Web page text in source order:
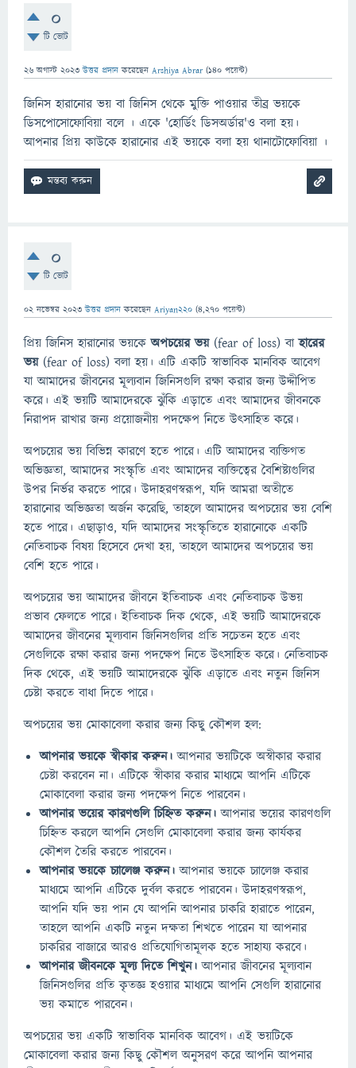
0
টি ভোট
26 অগাস্ট 2023 উত্তর প্রদান করেছেন Arshiya Abrar (140 পয়েন্ট)
জিনিস হারানোর ভয় বা জিনিস থেকে মুক্তি পাওয়ার তীব্র ভয়কে
ডিসপোসোফোবিয়া বলে । একে 'হোর্ডিং ডিসঅর্ডার'ও বলা হয়।
আপনার প্রিয় কাউকে হারানোর এই ভয়কে বলা হয় থানাটোফোবিয়া ।
0
টি ভোট
02 নভেম্বর 2023 উত্তর প্রদান করেছেন Ariyan220 (4,270 পয়েন্ট)
প্রিয় জিনিস হারানোর ভয়কেঅপচয়ের ভয়(fear of loss) বাহারের
ভয়(fear of loss) বলা হয়। এটি একটি স্বাভাবিক মানবিক আবেগ
যা আমাদের জীবনের মূল্যবান জিনিসগুলি রক্ষা করার জন্য উদ্দীপিত
করে। এই ভয়টি আমাদেরকে ঝুঁকি এড়াতে এবং আমাদের জীবনকে
নিরাপদ রাখার জন্য প্রয়োজনীয় পদক্ষেপ নিতে উৎসাহিত করে।
অপচয়ের ভয় বিভিন্ন কারণে হতে পারে। এটি আমাদের ব্যক্তিগত
অভিজ্ঞতা, আমাদের সংস্কৃতি এবং আমাদের ব্যক্তিত্বের বৈশিষ্ট্যগুলির
উপর নির্ভর করতে পারে। উদাহরণস্বরূপ, যদি আমরা অতীতে
হারানোর অভিজ্ঞতা অর্জন করেছি, তাহলে আমাদের অপচয়ের ভয় বেশি
হতে পারে। এছাড়াও, যদি আমাদের সংস্কৃতিতে হারানোকে একটি
নেতিবাচক বিষয় হিসেবে দেখা হয়, তাহলে আমাদের অপচয়ের ভয়
বেশি হতে পারে।
অপচয়ের ভয় আমাদের জীবনে ইতিবাচক এবং নেতিবাচক উভয়
প্রভাব ফেলতে পারে। ইতিবাচক দিক থেকে, এই ভয়টি আমাদেরকে
আমাদের জীবনের মূল্যবান জিনিসগুলির প্রতি সচেতন হতে এবং
সেগুলিকে রক্ষা করার জন্য পদক্ষেপ নিতে উৎসাহিত করে। নেতিবাচক
দিক থেকে, এই ভয়টি আমাদেরকে ঝুঁকি এড়াতে এবং নতুন জিনিস
চেষ্টা করতে বাধা দিতে পারে।
অপচয়ের ভয় মোকাবেলা করার জন্য কিছু কৌশল হল:
আপনার ভয়কে স্বীকার করুন। আপনার ভয়টিকে অস্বীকার করার
চেষ্টা করবেন না। এটিকে স্বীকার করার মাধ্যমে আপনি এটিকে
মোকাবেলা করার জন্য পদক্ষেপ নিতে পারবেন।
আপনার ভয়ের কারণগুলি চিহ্নিত করুন। আপনার ভয়ের কারণগুলি
চিহ্নিত করলে আপনি সেগুলি মোকাবেলা করার জন্য কার্যকর
কৌশল তৈরি করতে পারবেন।
আপনার ভয়কে চ্যালেঞ্জ করুন। আপনার ভয়কে চ্যালেঞ্জ করার
মাধ্যমে আপনি এটিকে দুর্বল করতে পারবেন। উদাহরণস্বরূপ,
আপনি যদি ভয় পান যে আপনি আপনার চাকরি হারাতে পারেন,
তাহলে আপনি একটি নতুন দক্ষতা শিখতে পারেন যা আপনার
চাকরির বাজারে আরও প্রতিযোগিতামূলক হতে সাহায্য করবে।
আপনার জীবনকে মূল্য দিতে শিখুন। আপনার জীবনের মূল্যবান
জিনিসগুলির প্রতি কৃতজ্ঞ হওয়ার মাধ্যমে আপনি সেগুলি হারানোর
ভয় কমাতে পারবেন।
অপচয়ের ভয় একটি স্বাভাবিক মানবিক আবেগ। এই ভয়টিকে
মোকাবেলা করার জন্য কিছু কৌশল অনুসরণ করে আপনি আপনার